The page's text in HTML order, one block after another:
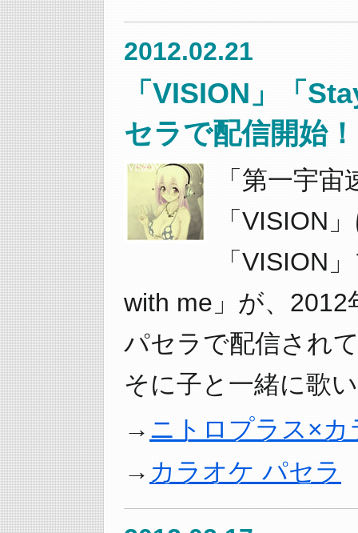
2012.02.21
「VISION」「
セラで配信開始！
「第一宇
「VISION
「VISION
with me」が、
パセラで配信され
そに子と一緒に歌
ニトロプラス×
カラオケ パセラ